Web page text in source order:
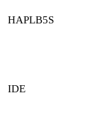
HAPLB5S
IDE